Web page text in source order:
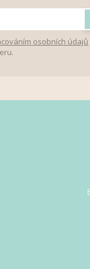
osobních údajů